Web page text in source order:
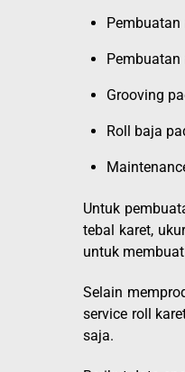
Pembuatan
Grooving
Roll baja
Untuk
tebal karet,
untuk
Selain
service roll
saja.